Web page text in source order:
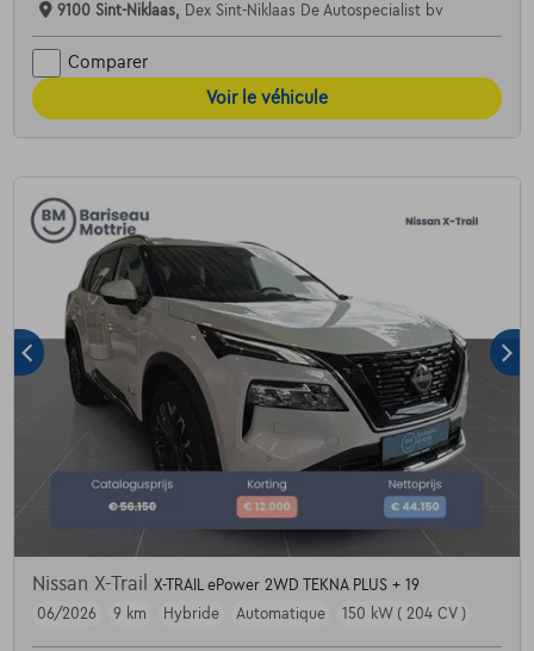
9100 Sint-Niklaas, Dex Sint-Niklaas De Autospecialist bv
Comparer
Voir le véhicule
Nissan X-Trail
X-TRAIL ePower 2WD TEKNA PLUS + 19
06/2026
9 km Hybride Automatique 150 kW ( 204 CV )